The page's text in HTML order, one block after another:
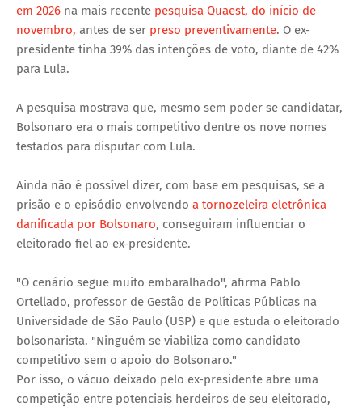
em 2026 na mais recente pesquisa Quaest, do início de
novembro, antes de ser preso preventivamente. O ex-
presidente tinha 39% das intenções de voto, diante de 42%
para Lula.
A pesquisa mostrava que, mesmo sem poder se candidatar,
Bolsonaro era o mais competitivo dentre os nove nomes
testados para disputar com Lula.
Ainda não é possível dizer, com base em pesquisas, se a
prisão e o episódio envolvendo a tornozeleira eletrônica
danificada por Bolsonaro, conseguiram influenciar o
eleitorado fiel ao ex-presidente.
"O cenário segue muito embaralhado", afirma Pablo
Ortellado, professor de Gestão de Políticas Públicas na
Universidade de São Paulo (USP) e que estuda o eleitorado
bolsonarista. "Ninguém se viabiliza como candidato
competitivo sem o apoio do Bolsonaro."
Por isso, o vácuo deixado pelo ex-presidente abre uma
competição entre potenciais herdeiros de seu eleitorado,